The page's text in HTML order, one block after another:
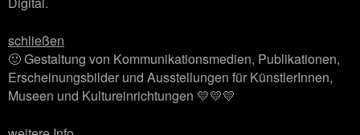
schließen
🙂 Gestaltung von Kommunikationsmedien, Publikationen,
Erscheinungsbilder und Ausstellungen für KünstlerInnen,
Museen und Kultureinrichtungen 💛💛💛